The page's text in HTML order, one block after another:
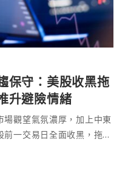
保守：美股收黑拖
升避險情緒
觀望氣氛濃厚，加上中東
一交易日全面收黑，拖累
，投資人轉向保守，科技